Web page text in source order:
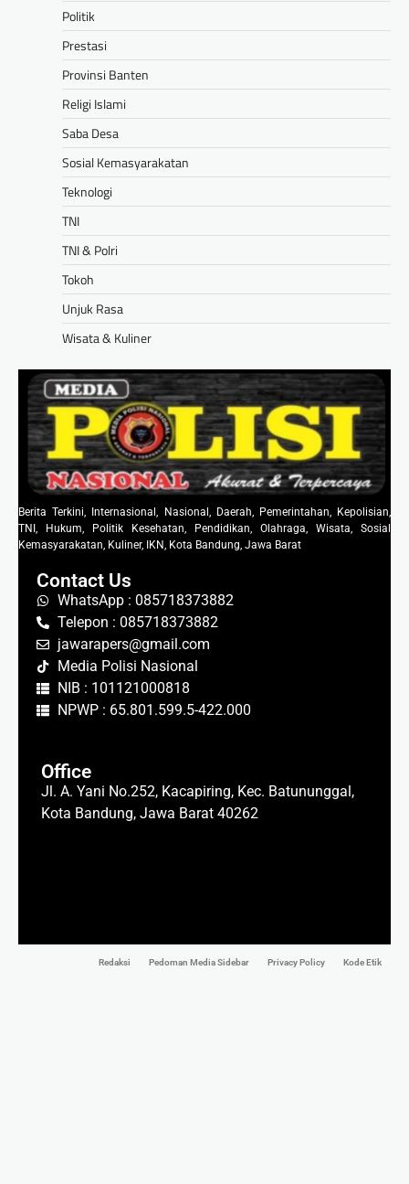
Politik
Prestasi
Provinsi Banten
Religi Islami
Saba Desa
Sosial Kemasyarakatan
Teknologi
TNI
TNI & Polri
Tokoh
Unjuk Rasa
Wisata & Kuliner
Berita Terkini, Internasional, Nasional, Daerah, Pemerintahan, Kepolisian,
TNI, Hukum, Politik Kesehatan, Pendidikan, Olahraga, Wisata, Sosial
Kemasyarakatan, Kuliner, IKN, Kota Bandung, Jawa Barat
Contact Us
WhatsApp : 085718373882
Telepon : 085718373882
jawarapers@gmail.com
Media Polisi Nasional
NIB : 101121000818
NPWP : 65.801.599.5-422.000
Office
Jl. A. Yani No.252, Kacapiring, Kec. Batununggal,
Kota Bandung, Jawa Barat 40262
Redaksi Pedoman Media Sidebar Privacy Policy Kode Etik